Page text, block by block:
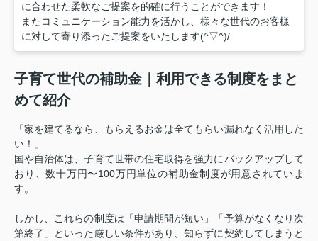
に合わせた柔軟なご提案を的確に行うことができます！
またコミュニケーション能力を活かし、様々な世代のお客様
に対して寄り添ったご提案をいたします(^▽^)/
子育て世代の補助金｜利用できる制度をまと
めて紹介
「家を建てるなら、もらえるお金は全てもらい漏れなく活用した
い！」
国や自治体は、子育て世帯の住宅取得を強力にバックアップして
おり、数十万円〜100万円単位の補助金制度が用意されていま
す。
しかし、これらの制度は「申請期間が短い」「予算がなくなり次
第終了」といった厳しい条件があり、知らずに契約してしまうと